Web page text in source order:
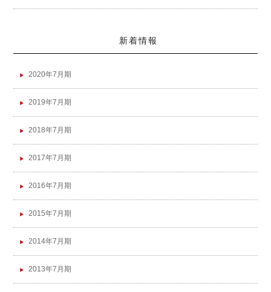
新着情報
2020年7月期
2019年7月期
2018年7月期
2017年7月期
2016年7月期
2015年7月期
2014年7月期
2013年7月期